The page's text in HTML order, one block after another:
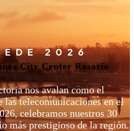
2026
City Center Rosario
nos avalan como el
las telecomunicaciones en el
celebramos nuestros 30
más prestigioso de la región.